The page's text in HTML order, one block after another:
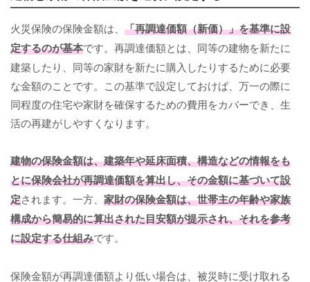
火災保険の保険金額は、 「再調達価額（新価）」を基準に設
定するのが基本です。再調達価額とは、同等の建物を新たに
建築したり、同等の家財を新たに購入したりするために必要
な金額のことです。この基準で設定しておけば、万一の際に
同程度の住宅や家財を確保するための費用をカバーでき、生
活の再建がしやすくなります。
建物の保険金額は、建築年や延床面積、構造などの情報をも
とに保険会社が再調達価額を算出し、その金額に基づいて設
定されます。一方、 家財の保険金額は、世帯主の年齢や家族
構成から簡易的に算出された目安額が提示され、それを参考
に設定する仕組みです。
保険金額が再調達価額より低い場合は、被災時に受け取れる